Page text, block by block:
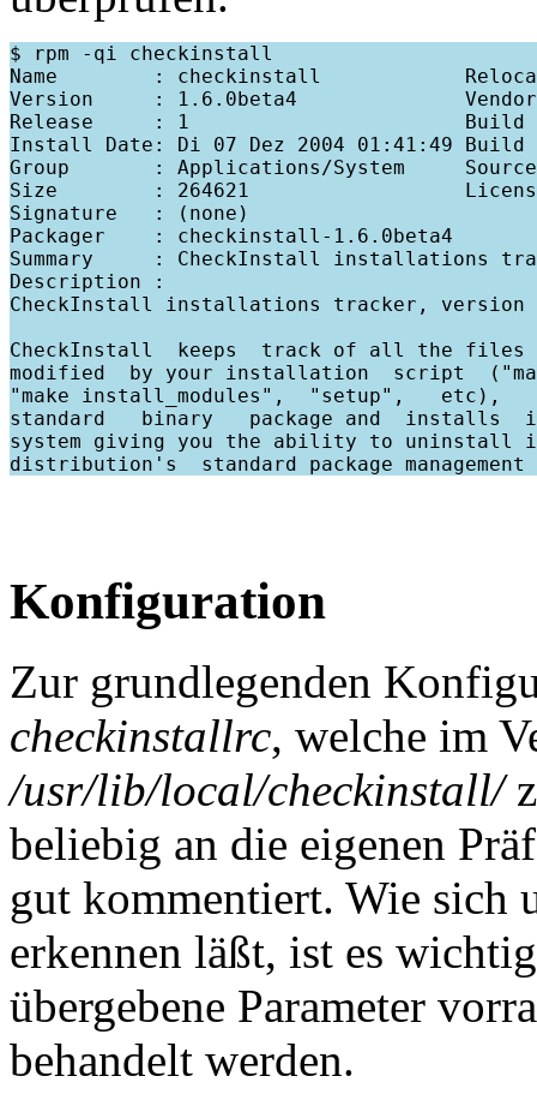
$ rpm -qi checkinstall
Name        : checkinstall
Version     : 1.6.0beta4
Release     : 1                       Build Date
Install Date: Di 07 Dez 2004 01:41:49 Build
Group       : Applications/System
Size        : 264621
Signature   : (none)
Packager    : checkinstall-1.6.0beta4
Summary     : CheckInstall installations
Description :
CheckInstall installations tracker, version
CheckInstall  keeps  track of all the files
modified  by your installation  script
"make install_modules",  "setup",   etc),
standard   binary   package and  installs
system giving you the ability to uninstall
Konfiguration
Zur grundlegenden
checkinstallrc, welche im
/usr/lib/local/checkinstall/
beliebig an die eigenen
gut kommentiert. Wie sich
erkennen läßt, ist es
übergebene Parameter
behandelt werden.